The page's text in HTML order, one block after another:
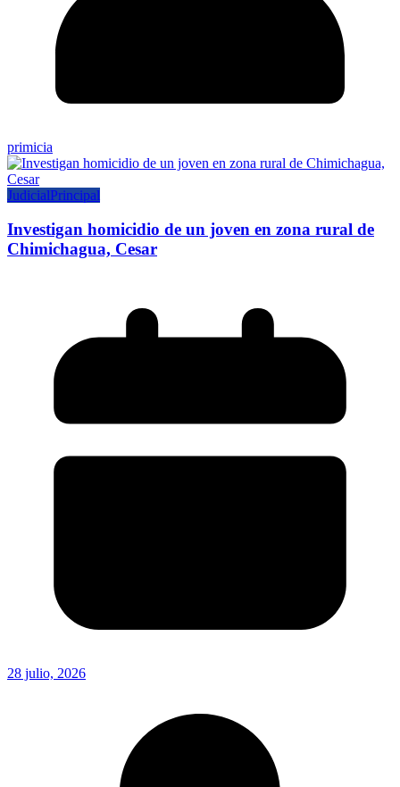
primicia
JudicialPrincipal
Investigan homicidio de un joven en zona rural de
Chimichagua, Cesar
28 julio, 2026